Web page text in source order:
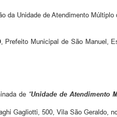
da Unidade de Atendimento
, Prefeito Municipal de São Manuel,
de “Unidade de Atendimento
Gagliotti, 500, Vila São Geraldo,